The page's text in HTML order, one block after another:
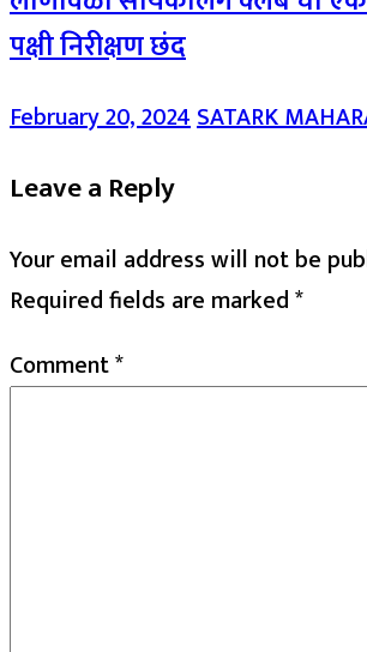
पक्षी निरीक्षण छंद
February 20, 2024SATARK
Leave a Reply
Your email address will not be
Required fields are marked*
Comment*